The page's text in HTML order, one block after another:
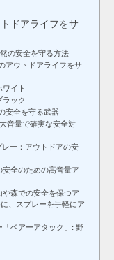
ドアライフをサ
の安全を守る方法
アウトドアライフをサ
イト
ック
安全を守る武器
音量で確実な安全対
ー：アウトドアの安
全のための高音量ア
森での安全を保つア
、スプレーを手軽にア
ベアーアタック」: 野